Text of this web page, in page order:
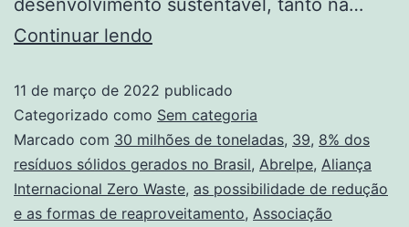
Continuar lendo
11 de março de 2022 publicado
Categorizado como Sem categoria
Marcado com 30 milhões de toneladas, 39, 8% dos
resíduos sólidos gerados no Brasil, Abrelpe, Aliança
Internacional Zero Waste, as possibilidade de redução
e as formas de reaproveitamento, Associação